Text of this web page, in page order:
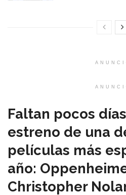
Faltan pocos
estreno de una
películas más
año:
Christopher